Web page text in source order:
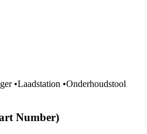
•Laadstation •Onderhoudstool
Number)